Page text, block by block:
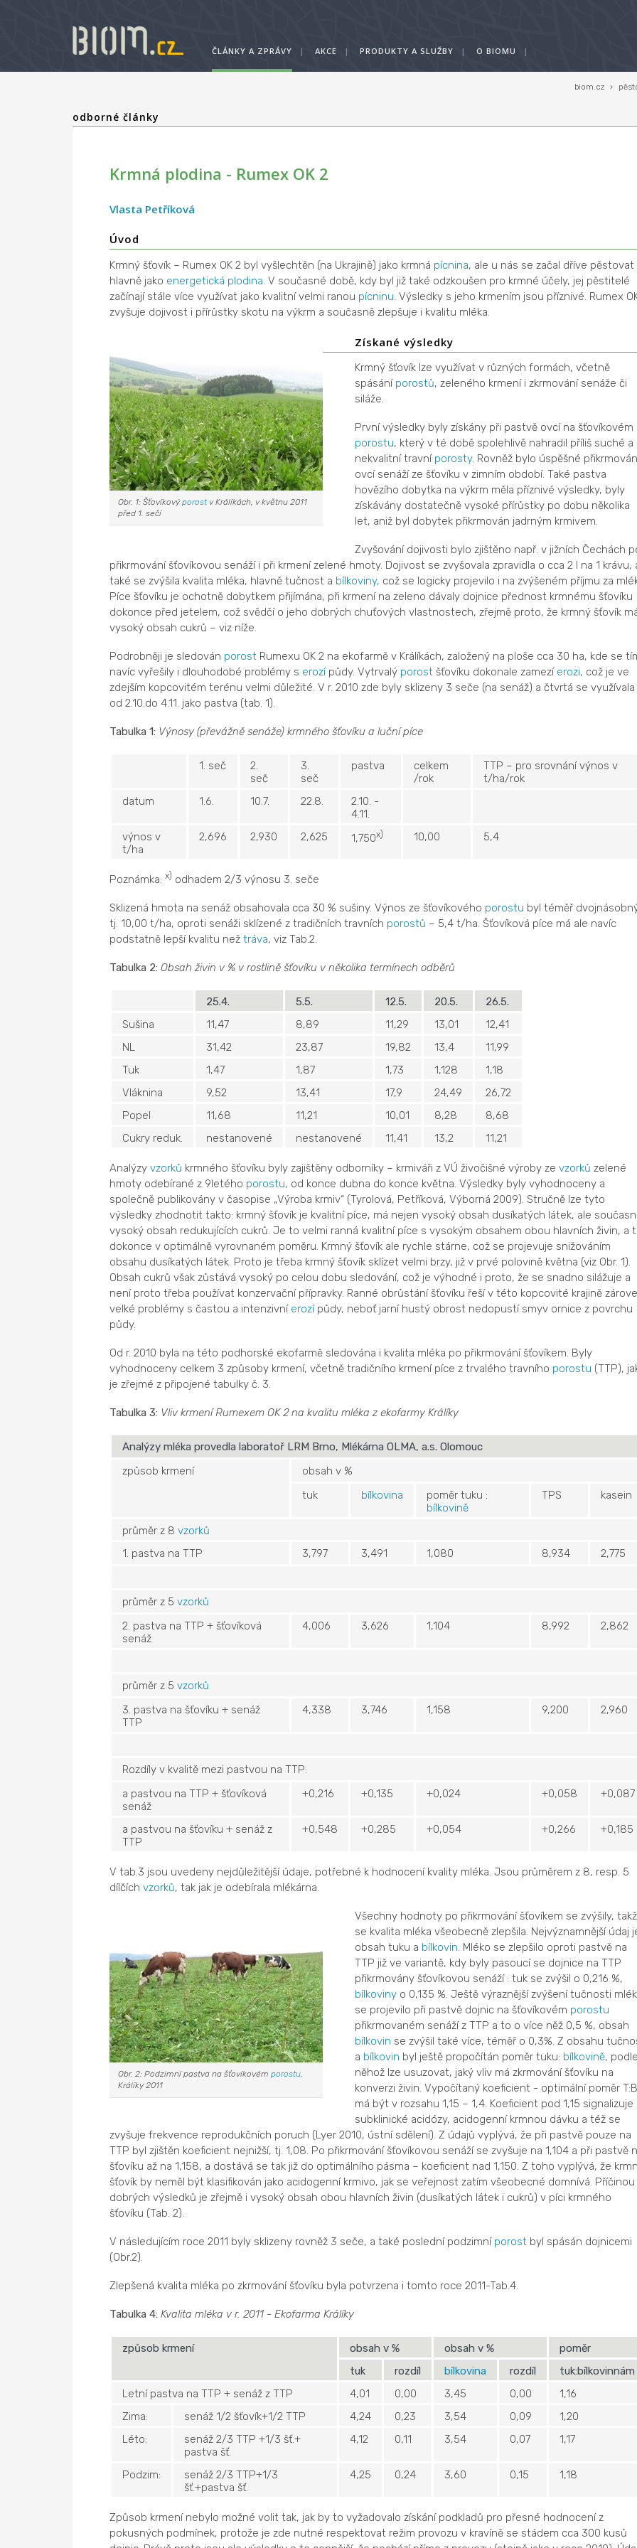
ČLÁNKY A ZPRÁVY | AKCE | PRODUKTY A SLUŽBY | O BIOMU |
biom.cz ›
odborné články
Krmná plodina - Rumex OK 2
Vlasta Petříková
Úvod
Krmný šťovík – Rumex OK 2 byl vyšlechtěn (na Ukrajině) jako krmná pícnina, ale u nás se začal dříve pěstovat
hlavně jako energetická plodina . V současné době, kdy byl již také odzkoušen pro krmné účely, jej pěstitelé
začínají stále více využívat jako kvalitní velmi ranou pícninu . Výsledky s jeho krmením jsou příznivé. Rumex
zvyšuje dojivost i přírůstky skotu na výkrm a současně zlepšuje i kvalitu mléka.
Obr. 1: Šťovíkovýporostv Králíkách, v květnu 2011
před 1. sečí
Získané výsledky
Krmný šťovík lze využívat v různých formách, včetně
spásání porostů, zeleného krmení i zkrmování senáže či
siláže.
První výsledky byly získány při pastvě ovcí na šťovíkovém
porostu, který v té době spolehlivě nahradil příliš suché a
nekvalitní travní porosty. Rovněž bylo úspěšné
ovcí senáží ze šťovíku v zimním období. Také pastva
hovězího dobytka na výkrm měla příznivé výsledky, byly
získávány dostatečně vysoké přírůstky po dobu několika
let, aniž byl dobytek přikrmován jadrným krmivem.
Zvyšování dojivosti bylo zjištěno např. v jižních Čechách
přikrmování šťovíkovou senáží i při krmení zelené hmoty. Dojivost se zvyšovala zpravidla o cca 2 l na 1 krávu,
také se zvýšila kvalita mléka, hlavně tučnost a bílkoviny, což se logicky projevilo i na zvýšeném příjmu za
Píce šťovíku je ochotně dobytkem přijímána, při krmení na zeleno dávaly dojnice přednost krmnému šťovíku
dokonce před jetelem, což svědčí o jeho dobrých chuťových vlastnostech, zřejmě proto, že krmný šťovík
vysoký obsah cukrů – viz níže.
Podrobněji je sledován porostRumexu OK 2 na ekofarmě v Králíkách, založený na ploše cca 30 ha, kde se
navíc vyřešily i dlouhodobé problémy s erozípůdy. Vytrvalý porostšťovíku dokonale zamezí erozi, což je ve
zdejším kopcovitém terénu velmi důležité. V r. 2010 zde byly sklizeny 3 seče (na senáž) a čtvrtá se využívala
od 2.10.do 4.11. jako pastva (tab. 1).
Tabulka 1: Výnosy (převážně senáže) krmného šťovíku a luční píce
1. seč
2.
seč
3.
seč
pastva
celkem
/rok
TTP – pro srovnání výnos v
t/ha/rok
datum
1.6. 10.7. 22.8.
2.10. -
4.11.
výnos v
t/ha
2,696 2,930 2,625 1,750x) 10,00 5,4
Poznámka: x) odhadem 2/3 výnosu 3. seče
Sklizená hmota na senáž obsahovala cca 30 % sušiny. Výnos ze šťovíkového porostu byl téměř
tj. 10,00 t/ha, oproti senáži sklízené z tradičních travních porostů – 5,4 t/ha. Šťovíková píce má ale navíc
podstatně lepší kvalitu než tráva, viz Tab.2.
Tabulka 2: Obsah živin v % v rostlině šťovíku v několika termínech odběrů
25.4. 5.5. 12.5. 20.5.
26.5.
Sušina
11,47 8,89 11,29 13,01
12,41
NL
31,42 23,87 19,82 13,4
11,99
Tuk
1,47 1,87 1,73 1,128
1,18
Vláknina
9,52 13,41 17,9 24,49
26,72
Popel
11,68 11,21 10,01 8,28
8,68
Cukry reduk.
nestanovené nestanovené 11,41 13,2 11,21
Analýzy vzorků krmného šťovíku byly zajištěny odborníky – krmiváři z VÚ živočišné výroby ze vzorků zelené
hmoty odebírané z 9letého porostu, od konce dubna do konce května. Výsledky byly vyhodnoceny a
společně publikovány v časopise „Výroba krmiv“ (Tyrolová, Petříková, Výborná 2009). Stručně lze tyto
výsledky zhodnotit takto: krmný šťovík je kvalitní píce, má nejen vysoký obsah dusíkatých látek, ale
vysoký obsah redukujících cukrů. Je to velmi ranná kvalitní píce s vysokým obsahem obou hlavních živin, a
dokonce v optimálně vyrovnaném poměru. Krmný šťovík ale rychle stárne, což se projevuje snižováním
obsahu dusíkatých látek. Proto je třeba krmný šťovík sklízet velmi brzy, již v prvé polovině května (viz Obr. 1).
Obsah cukrů však zůstává vysoký po celou dobu sledování, což je výhodné i proto, že se snadno silážuje a
není proto třeba používat konzervační přípravky. Ranné obrůstání šťovíku řeší v této kopcovité krajině
velké problémy s častou a intenzivní erozípůdy, neboť jarní hustý obrost nedopustí smyv ornice z povrchu
půdy.
Od r. 2010 byla na této podhorské ekofarmě sledována i kvalita mléka po přikrmování šťovíkem. Byly
vyhodnoceny celkem 3 způsoby krmení, včetně tradičního krmení píce z trvalého travního porostu (TTP),
je zřejmé z připojené tabulky č. 3.
Tabulka 3: Vliv krmení Rumexem OK 2 na kvalitu mléka z ekofarmy Králíky
Analýzy mléka provedla laboratoř LRM Brno, Mlékárna OLMA, a.s. Olomouc
způsob krmení
obsah v %
tuk
bílkovina
poměr tuku :
bílkovině
TPS kasein
průměr z 8 vzorků
1. pastva na TTP
3,797 3,491 1,080 8,934 2,775
průměr z 5 vzorků
2. pastva na TTP + šťovíková
senáž
4,006 3,626 1,104 8,992 2,862
průměr z 5 vzorků
3. pastva na šťovíku + senáž
TTP
4,338 3,746 1,158 9,200 2,960
Rozdíly v kvalitě mezi pastvou na TTP:
a pastvou na TTP + šťovíková
senáž
+0,216 +0,135 +0,024 +0,058 +0,087
a pastvou na šťovíku + senáž z
TTP
+0,548 +0,285 +0,054 +0,266 +0,185
V tab.3 jsou uvedeny nejdůležitější údaje, potřebné k hodnocení kvality mléka. Jsou průměrem z 8, resp. 5
dílčích vzorků, tak jak je odebírala mlékárna.
Obr. 2: Podzimní pastva na šťovíkovém porostu,
Králíky 2011
Všechny hodnoty po přikrmování šťovíkem se zvýšily,
se kvalita mléka všeobecně zlepšila. Nejvýznamnější údaj
obsah tuku a bílkovin. Mléko se zlepšilo oproti pastvě na
TTP již ve variantě, kdy byly pasoucí se dojnice na TTP
přikrmovány šťovíkovou senáží : tuk se zvýšil o 0,216 %,
bílkovinyo 0,135 %. Ještě výraznější zvýšení tučnosti
se projevilo při pastvě dojnic na šťovíkovém porostu
přikrmovaném senáží z TTP a to o více něž 0,5 %, obsah
bílkovin se zvýšil také více, téměř o 0,3%. Z obsahu
a bílkovin byl ještě propočítán poměr tuku: bílkovině,
něhož lze usuzovat, jaký vliv má zkrmování šťovíku na
konverzi živin. Vypočítaný koeficient - optimální poměr T:B
má být v rozsahu 1,15 – 1,4. Koeficient pod 1,15 signalizuje
subklinické acidózy, acidogenní krmnou dávku a též se
zvyšuje frekvence reprodukčních poruch (Lyer 2010, ústní sdělení). Z údajů vyplývá, že při pastvě pouze na
TTP byl zjištěn koeficient nejnižší, tj. 1,08. Po přikrmování šťovíkovou senáží se zvyšuje na 1,104 a při pastvě
šťovíku až na 1,158, a dostává se tak již do optimálního pásma – koeficient nad 1,150. Z toho vyplývá, že
šťovík by neměl být klasifikován jako acidogenní krmivo, jak se veřejnost zatím všeobecné domnívá. Příčinou
dobrých výsledků je zřejmě i vysoký obsah obou hlavních živin (dusíkatých látek i cukrů) v píci krmného
šťovíku (Tab. 2).
V následujícím roce 2011 byly sklizeny rovněž 3 seče, a také poslední podzimní porostbyl spásán dojnicemi
(Obr.2).
Zlepšená kvalita mléka po zkrmování šťovíku byla potvrzena i tomto roce 2011-Tab.4.
Tabulka 4: Kvalita mléka v r. 2011 - Ekofarma Králíky
způsob krmení obsah v % obsah v %
poměr
tuk
rozdíl bílkovina rozdíl
tuk:bílkovinnám
Letní pastva na TTP + senáž z TTP
4,01 0,00 3,45 0,00
1,16
Zima:
senáž 1/2 šťovík+1/2 TTP 4,24 0,23 3,54 0,09
1,20
Léto:
senáž 2/3 TTP +1/3 šť.+
pastva šť.
4,12 0,11 3,54 0,07 1,17
Podzim:
senáž 2/3 TTP+1/3
šť.+pastva šť.
4,25 0,24 3,60 0,15 1,18
Způsob krmení nebylo možné volit tak, jak by to vyžadovalo získání podkladů pro přesné hodnocení z
pokusných podmínek, protože je zde nutné respektovat režim provozu v kravíně se stádem cca 300 kusů